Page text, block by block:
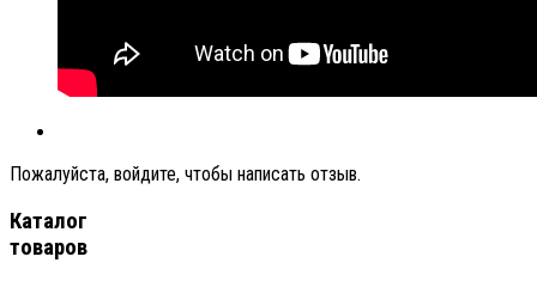
Пожалуйста, войдите, чтобы написать отзыв.
Каталог
товаров